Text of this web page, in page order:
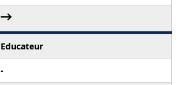
Educateur
-